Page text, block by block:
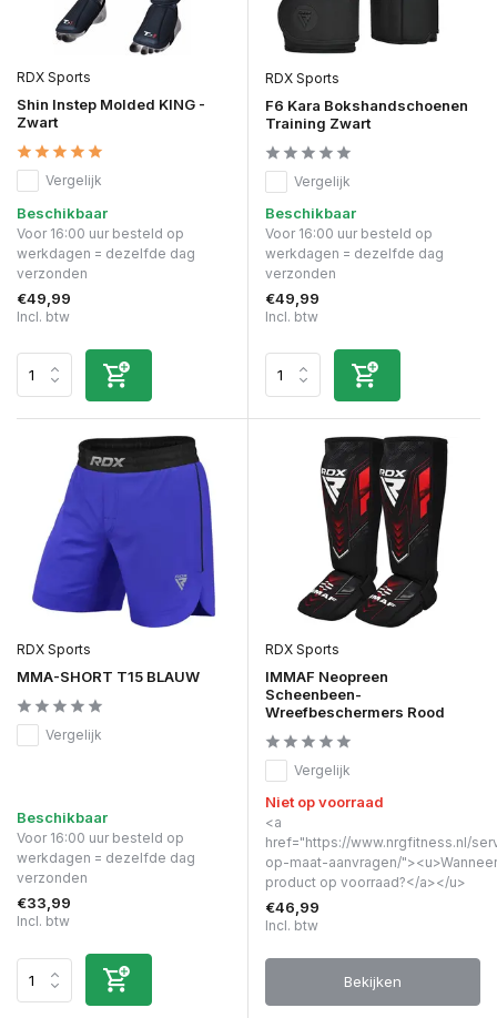
RDX Sports
Shin Instep Molded KING -
Zwart
Vergelijk
Beschikbaar
Voor 16:00 uur besteld op
werkdagen = dezelfde dag
verzonden
€49,99
Incl. btw
RDX Sports
F6 Kara Bokshandschoenen
Training Zwart
Vergelijk
Beschikbaar
Voor 16:00 uur besteld op
werkdagen = dezelfde dag
verzonden
€49,99
Incl. btw
RDX Sports
MMA-SHORT T15 BLAUW
Vergelijk
Beschikbaar
Voor 16:00 uur besteld op
werkdagen = dezelfde dag
verzonden
€33,99
Incl. btw
RDX Sports
IMMAF Neopreen
Scheenbeen-
Wreefbeschermers Rood
Vergelijk
Niet op voorraad
<a
href="https://www.nrgfitness.nl/
op-maat-aanvragen/
product op voorraad?</a></u>
€46,99
Incl. btw
Bekijken